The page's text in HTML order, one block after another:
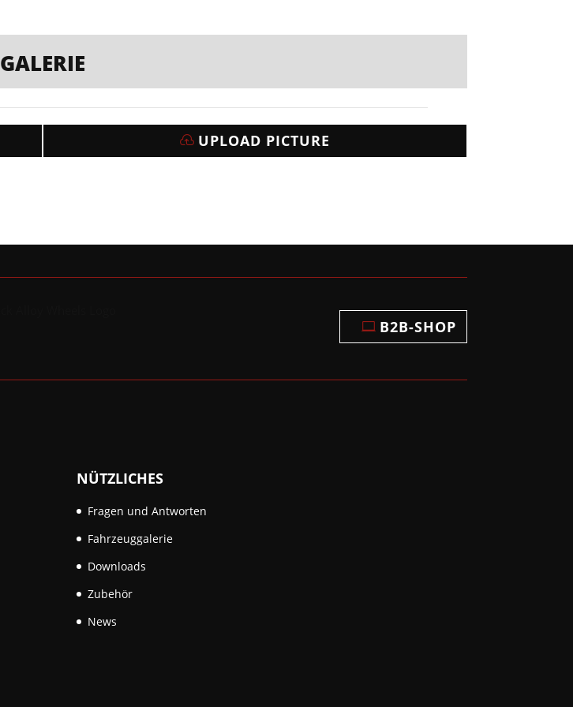
GALERIE
UPLOAD PICTURE
B2B-SHOP
NÜTZLICHES
Fragen und Antworten
Fahrzeuggalerie
Downloads
Zubehör
News